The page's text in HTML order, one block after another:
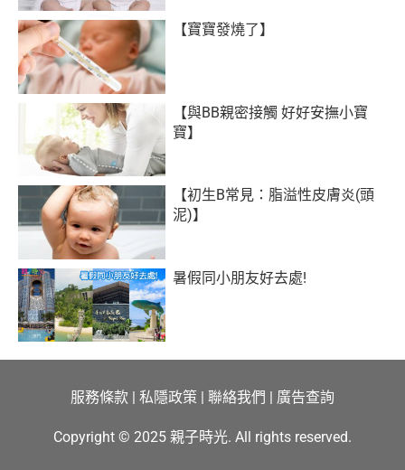
【寶寶發燒了】
【與BB親密接觸 好好安撫小寶
寶】
【初生B常見：脂溢性皮膚炎(頭
泥)】
暑假同小朋友好去處!
服務條款 私隱政策 聯絡我們 廣告查詢
Copyright © 2025 親子時光. All rights reserved.